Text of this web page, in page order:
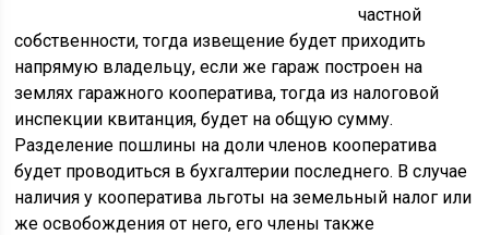
частной
собственности, тогда извещение будет приходить
напрямую владельцу, если же гараж построен на
землях гаражного кооператива, тогда из налоговой
инспекции квитанция, будет на общую сумму.
Разделение пошлины на доли членов кооператива
будет проводиться в бухгалтерии последнего. В случае
наличия у кооператива льготы на земельный налог или
же освобождения от него, его члены также